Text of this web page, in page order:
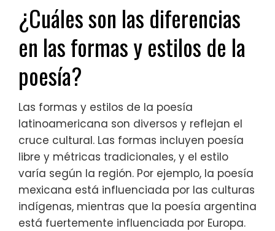
¿Cuáles son las diferencias
en las formas y estilos de la
poesía?
Las formas y estilos de la poesía
latinoamericana son diversos y reflejan el
cruce cultural. Las formas incluyen poesía
libre y métricas tradicionales, y el estilo
varía según la región. Por ejemplo, la poesía
mexicana está influenciada por las culturas
indígenas, mientras que la poesía argentina
está fuertemente influenciada por Europa.